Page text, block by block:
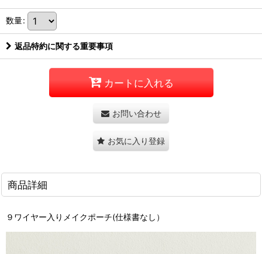
数量:
返品特約に関する重要事項
カートに入れる
お問い合わせ
お気に入り登録
商品詳細
９ワイヤー入りメイクポーチ(仕様書なし）